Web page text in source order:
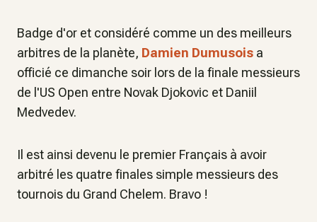
Badge d'or et considéré comme un des meilleurs
arbitres de la planète, Damien Dumusois a
officié ce dimanche soir lors de la finale messieurs
de l'US Open entre Novak Djokovic et Daniil
Medvedev.
Il est ainsi devenu le premier Français à avoir
arbitré les quatre finales simple messieurs des
tournois du Grand Chelem. Bravo !